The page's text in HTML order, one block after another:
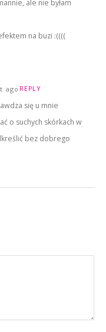
ale nie byłam
na buzi :((((
ago REPLY
się u mnie
o suchych skórkach w
bez dobrego